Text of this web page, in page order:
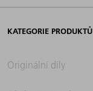
KATEGORIE PRODUKTŮ
Originální díly